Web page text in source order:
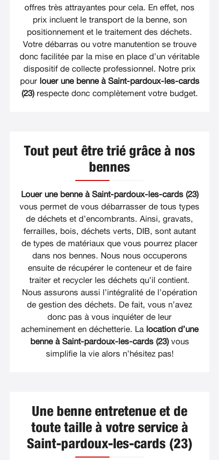
offres très attrayantes pour cela. En effet, nos
prix incluent le transport de la benne, son
positionnement et le traitement des déchets.
Votre débarras ou votre manutention se trouve
donc facilitée par la mise en place d’un véritable
dispositif de collecte professionnel. Notre prix
pour louer une benne à Saint-pardoux-les-cards
(23)respecte donc complètement votre budget.
Tout peut être trié grâce à nos
bennes
Louer une benne à Saint-pardoux-les-cards (23)
vous permet de vous débarrasser de tous types
de déchets et d’encombrants. Ainsi, gravats,
ferrailles, bois, déchets verts, DIB, sont autant
de types de matériaux que vous pourrez placer
dans nos bennes. Nous nous occuperons
ensuite de récupérer le conteneur et de faire
traiter et recycler les déchets qu’il contient.
Nous assurons aussi l’intégralité de l’opération
de gestion des déchets. De fait, vous n’avez
donc pas à vous inquiéter de leur
acheminement en déchetterie. La location d’une
benne à Saint-pardoux-les-cards (23)vous
simplifie la vie alors n’hésitez pas!
Une benne entretenue et de
toute taille à votre service à
Saint-pardoux-les-cards (23)